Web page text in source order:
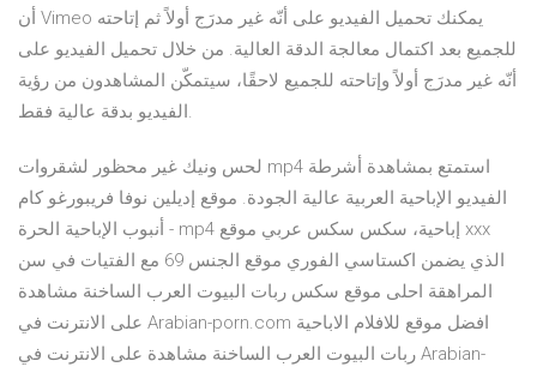
أن Vimeo يمكنك تحميل الفيديو على أنّه غير مدرَج أولاً ثم إتاحته
للجميع بعد اكتمال معالجة الدقة العالية. من خلال تحميل الفيديو على
أنّه غير مدرَج أولاً وإتاحته للجميع لاحقًا، سيتمكّن المشاهدون من رؤية
الفيديو بدقة عالية فقط.
لحس ونيك غير محظور لشقروات mp4 استمتع بمشاهدة أشرطة
الفيديو الإباحية العربية عالية الجودة. موقع إديلين نوفا فريبورغو كام
أنبوب الإباحية الحرة - mp4 إباحية، سكس سكس عربي موقع xxx
الذي يضمن اكستاسي الفوري موقع الجنس 69 مع الفتيات في سن
المراهقة احلى موقع سكس ربات البيوت العرب الساخنة مشاهدة
على الانترنت في Arabian-porn.com افضل موقع للافلام الاباحية
ربات البيوت العرب الساخنة مشاهدة على الانترنت في Arabian-